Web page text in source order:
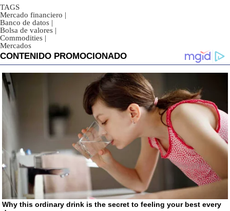
TAGS
Mercado financiero |
Banco de datos |
Bolsa de valores |
Commodities |
Mercados